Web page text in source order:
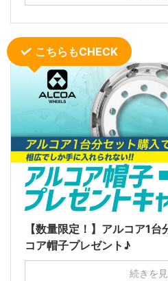
こちらもCHECK
【数量限定！】アルコア1
コア帽子プレゼント♪
続きを